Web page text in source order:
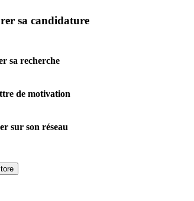
sa candidature
sa recherche
de motivation
sur son réseau